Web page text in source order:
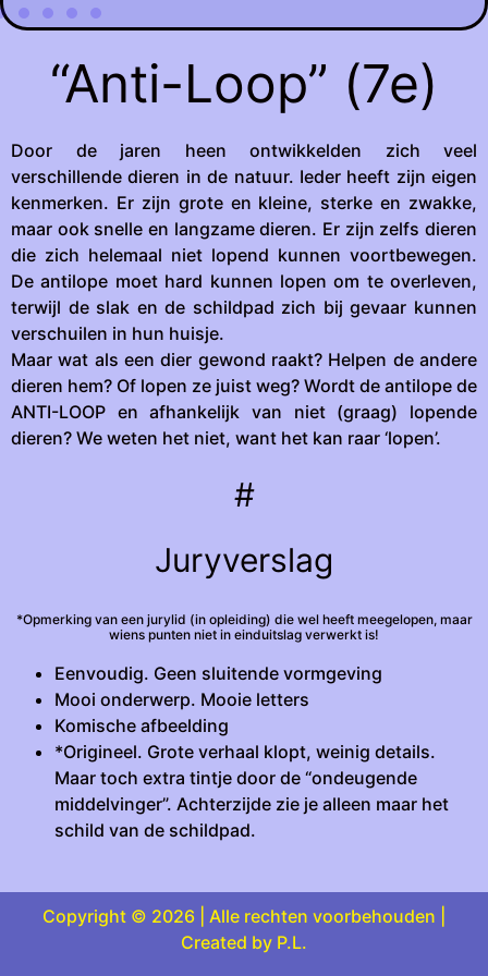
“Anti-Loop” (7e)
Door de jaren heen ontwikkelden zich veel
verschillende dieren in de natuur. Ieder heeft zijn eigen
kenmerken. Er zijn grote en kleine, sterke en zwakke,
maar ook snelle en langzame dieren. Er zijn zelfs dieren
die zich helemaal niet lopend kunnen voortbewegen.
De antilope moet hard kunnen lopen om te overleven,
terwijl de slak en de schildpad zich bij gevaar kunnen
verschuilen in hun huisje.
Maar wat als een dier gewond raakt? Helpen de andere
dieren hem? Of lopen ze juist weg? Wordt de antilope de
ANTI-LOOP en afhankelijk van niet (graag) lopende
dieren? We weten het niet, want het kan raar ‘lopen’.
#
Juryverslag
*Opmerking van een jurylid (in opleiding) die wel heeft meegelopen, maar
wiens punten niet in einduitslag verwerkt is!
Eenvoudig. Geen sluitende vormgeving
Mooi onderwerp. Mooie letters
Komische afbeelding
*Origineel. Grote verhaal klopt, weinig details.
Maar toch extra tintje door de “ondeugende
middelvinger”. Achterzijde zie je alleen maar het
schild van de schildpad.
Copyright © 2026 | Alle rechten voorbehouden |
Created by P.L.